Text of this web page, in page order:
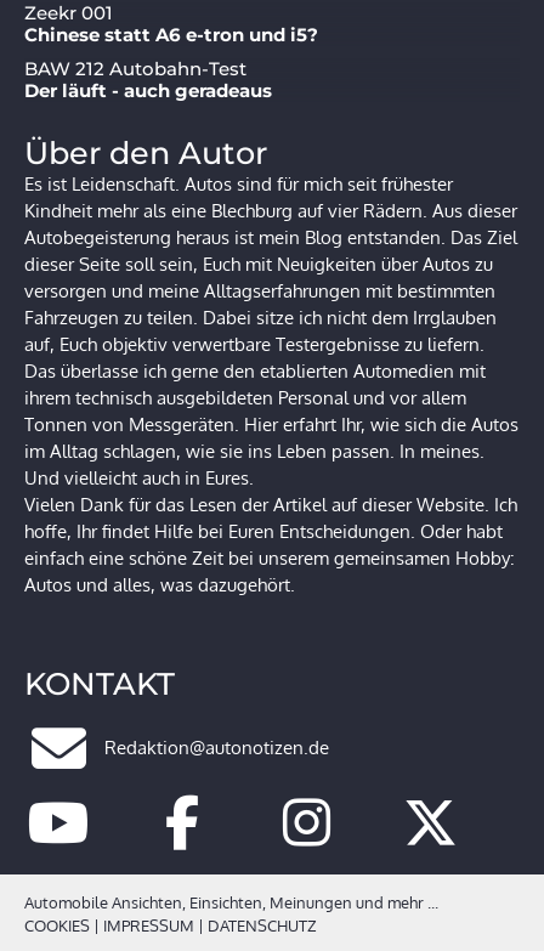
Zeekr 001
Chinese statt A6 e-tron und i5?
BAW 212 Autobahn-Test
Der läuft - auch geradeaus
Über den Autor
Es ist Leidenschaft. Autos sind für mich seit frühester
Kindheit mehr als eine Blechburg auf vier Rädern. Aus dieser
Autobegeisterung heraus ist mein Blog entstanden. Das Ziel
dieser Seite soll sein, Euch mit Neuigkeiten über Autos zu
versorgen und meine Alltagserfahrungen mit bestimmten
Fahrzeugen zu teilen. Dabei sitze ich nicht dem Irrglauben
auf, Euch objektiv verwertbare Testergebnisse zu liefern.
Das überlasse ich gerne den etablierten Automedien mit
ihrem technisch ausgebildeten Personal und vor allem
Tonnen von Messgeräten. Hier erfahrt Ihr, wie sich die Autos
im Alltag schlagen, wie sie ins Leben passen. In meines.
Und vielleicht auch in Eures.
Vielen Dank für das Lesen der Artikel auf dieser Website. Ich
hoffe, Ihr findet Hilfe bei Euren Entscheidungen. Oder habt
einfach eine schöne Zeit bei unserem gemeinsamen Hobby:
Autos und alles, was dazugehört.
KONTAKT
Redaktion@autonotizen.de
Automobile Ansichten, Einsichten, Meinungen und mehr ...
COOKIES | IMPRESSUM | DATENSCHUTZ